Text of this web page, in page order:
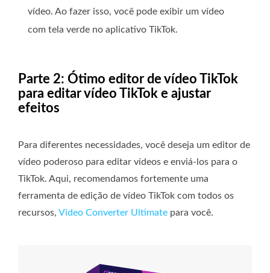
vídeo. Ao fazer isso, você pode exibir um vídeo
com tela verde no aplicativo TikTok.
Parte 2: Ótimo editor de vídeo TikTok
para editar vídeo TikTok e ajustar
efeitos
Para diferentes necessidades, você deseja um editor de
vídeo poderoso para editar vídeos e enviá-los para o
TikTok. Aqui, recomendamos fortemente uma
ferramenta de edição de vídeo TikTok com todos os
recursos, Video Converter Ultimate para você.